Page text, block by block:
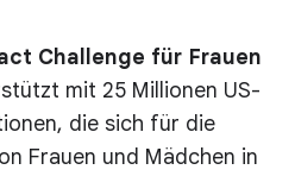
Challenge für Frauen
mit 25 Millionen US-
die sich für die
Frauen und Mädchen in